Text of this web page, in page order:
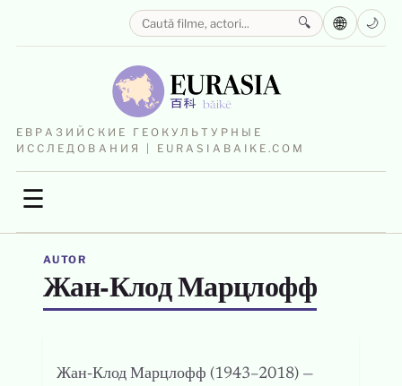
ЕВРАЗИЙСКИЕ ГЕОКУЛЬТУРНЫЕ
ИССЛЕДОВАНИЯ | EURASIABAIKE.COM
☰
🔍 🌐 🌙
AUTOR
Жан‑Клод Марцлофф
Жан‑Клод Марцлофф (1943–2018) —